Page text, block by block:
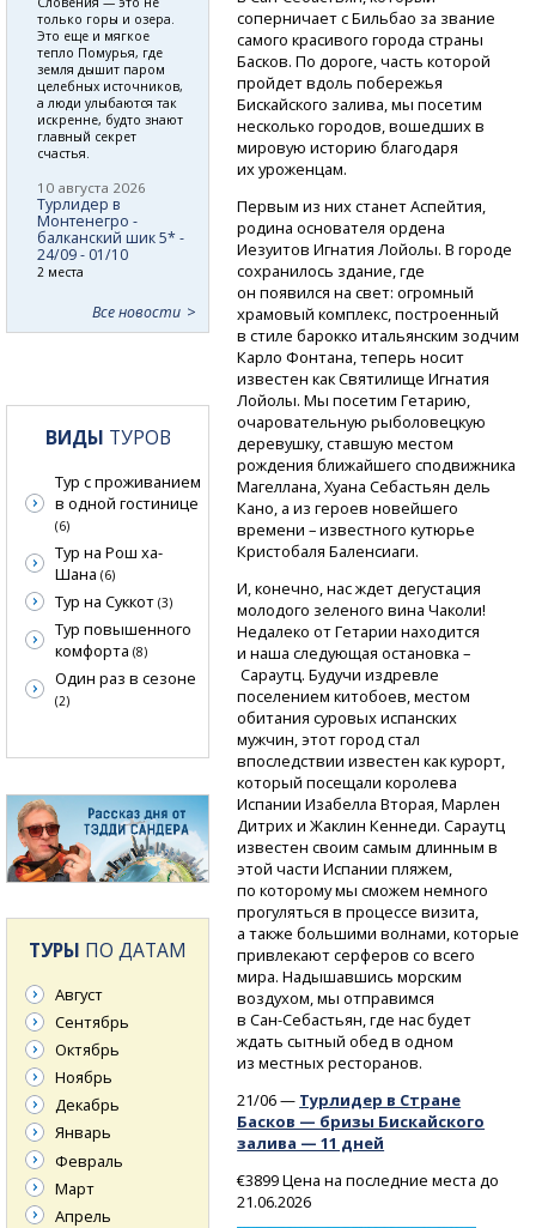
соперничает с Бильбао за звание
самого красивого города страны
Басков. По дороге, часть которой
пройдет вдоль побережья
Бискайского залива, мы посетим
несколько городов, вошедших в
мировую историю благодаря
их уроженцам.
Первым из них станет Аспейтия,
родина основателя ордена
Иезуитов Игнатия Лойолы. В городе
сохранилось здание, где
он появился на свет: огромный
храмовый комплекс, построенный
в стиле барокко итальянским зодчим
Карло Фонтана, теперь носит
известен как Святилище Игнатия
Лойолы. Мы посетим Гетарию,
очаровательную рыболовецкую
деревушку, ставшую местом
рождения ближайшего сподвижника
Магеллана, Хуана Себастьян дель
Кано, а из героев новейшего
времени – известного кутюрье
Кристобаля Баленсиаги.
И, конечно, нас ждет дегустация
молодого зеленого вина Чаколи!
Недалеко от Гетарии находится
и наша следующая остановка –
Сараутц. Будучи издревле
поселением китобоев, местом
обитания суровых испанских
мужчин, этот город стал
впоследствии известен как курорт,
который посещали королева
Испании Изабелла Вторая, Марлен
Дитрих и Жаклин Кеннеди. Сараутц
известен своим самым длинным в
этой части Испании пляжем,
по которому мы сможем немного
прогуляться в процессе визита,
а также большими волнами, которые
привлекают серферов со всего
мира. Надышавшись морским
воздухом, мы отправимся
в Сан-Себастьян,где нас будет
ждать сытный обед в одном
из местных ресторанов.
21/06 — Турлидер в Стране
Басков — бризы Бискайского
залива — 11 дней
€3899 Цена на последние места до
21.06.2026
только горы и озера.
Это еще и мягкое
тепло Помурья, где
земля дышит паром
целебных источников,
а люди улыбаются так
искренне, будто знают
главный секрет
счастья.
10 августа 2026
Турлидер в
Монтенегро -
балканский шик 5* -
24/09 - 01/10
2 места
Все новости
ВИДЫ ТУРОВ
Тур с проживанием
в одной гостинице
(6)
Тур на Рош ха-
Шана (6)
Тур на Суккот (3)
Тур повышенного
комфорта (8)
Один раз в сезоне
(2)
ТУРЫ ПО ДАТАМ
Август
Сентябрь
Октябрь
Ноябрь
Декабрь
Январь
Февраль
Март
Апрель